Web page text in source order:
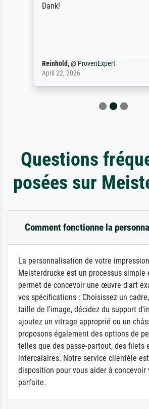
Dank!
Reinhold,@ ProvenExpert
April 22, 2026
Questions
posées sur
Comment fonctionne la
La personnalisation de votre
Meisterdrucke est un processus
permet de concevoir une œuvre d'art
vos spécifications : Choisissez un
taille de l'image, décidez du support
ajoutez un vitrage approprié ou un
proposons également des options de
telles que des passe-partout, des filets
intercalaires. Notre service clientèle
disposition pour vous aider à
parfaite.